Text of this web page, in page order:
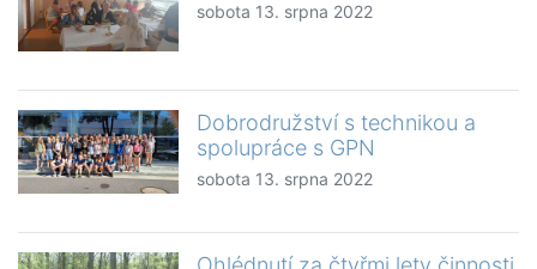
sobota 13. srpna 2022
Dobrodružství s technikou a
spolupráce s GPN
sobota 13. srpna 2022